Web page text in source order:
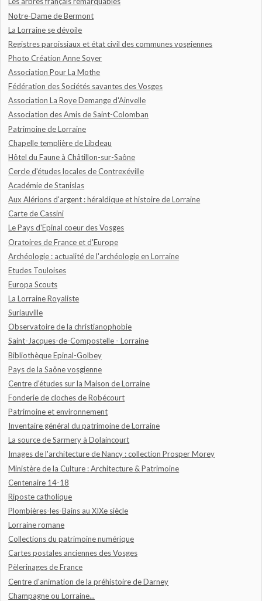
Notre-Dame de Bermont
La Lorraine se dévoile
Registres paroissiaux et état civil des communes vosgiennes
Photo Création Anne Soyer
Association Pour La Mothe
Fédération des Sociétés savantes des Vosges
Association La Roye Demange d'Ainvelle
Association des Amis de Saint-Colomban
Patrimoine de Lorraine
Chapelle templière de Libdeau
Hôtel du Faune à Châtillon-sur-Saône
Cercle d'études locales de Contrexéville
Académie de Stanislas
Aux Alérions d'argent : héraldique et histoire de Lorraine
Carte de Cassini
Le Pays d'Epinal coeur des Vosges
Oratoires de France et d'Europe
Archéologie : actualité de l'archéologie en Lorraine
Etudes Touloises
Europa Scouts
La Lorraine Royaliste
Suriauville
Observatoire de la christianophobie
Saint-Jacques-de-Compostelle - Lorraine
Bibliothèque Epinal-Golbey
Pays de la Saône vosgienne
Centre d'études sur la Maison de Lorraine
Fonderie de cloches de Robécourt
Patrimoine et environnement
Inventaire général du patrimoine de Lorraine
La source de Sarmery à Dolaincourt
Images de l'architecture de Nancy : collection Prosper Morey
Ministère de la Culture : Architecture & Patrimoine
Centenaire 14-18
Riposte catholique
Plombières-les-Bains au XIXe siècle
Lorraine romane
Collections du patrimoine numérique
Cartes postales anciennes des Vosges
Pèlerinages de France
Centre d'animation de la préhistoire de Darney
Champagne ou Lorraine...